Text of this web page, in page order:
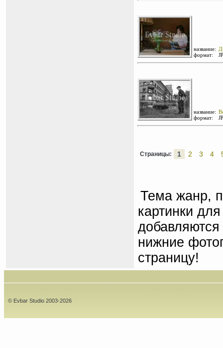
название:
формат:
название:
формат:
Страницы: 1 2 3 4
Тема жанр,
картинки
нижние
страницу!
© Evbar Studio 2003-2026